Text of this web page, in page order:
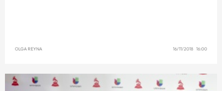
OLGA REYNA 16/11/2018 16:00